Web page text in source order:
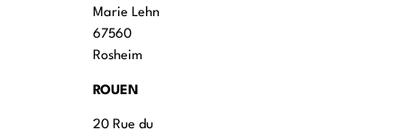
Marie Lehn
67560
Rosheim
ROUEN
20 Rue du